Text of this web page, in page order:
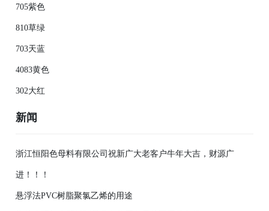
705紫色
810草绿
703天蓝
4083黄色
302大红
新闻
浙江恒阳色母料有限公司祝新广大老客户牛年大吉，财源广
进！！！
悬浮法PVC树脂聚氯乙烯的用途